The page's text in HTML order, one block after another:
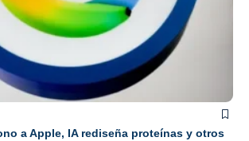
a Apple, IA rediseña proteínas y otros